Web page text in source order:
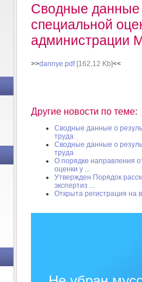
Сводные данные
специальной
администрации
>>dannye.pdf[162,12 Kb]<<
Другие новости по теме:
Сводные данные о
труда
Сводные данные о
труда
О порядке направления
оценки у ...
Утвержден Порядок
экспертиз ...
Открыта регистрация на